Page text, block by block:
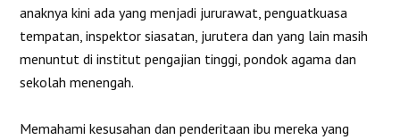
anaknya kini ada yang menjadi jururawat, penguatkuasa
tempatan, inspektor siasatan, jurutera dan yang lain masih
menuntut di institut pengajian tinggi, pondok agama dan
sekolah menengah.
Memahami kesusahan dan penderitaan ibu mereka yang